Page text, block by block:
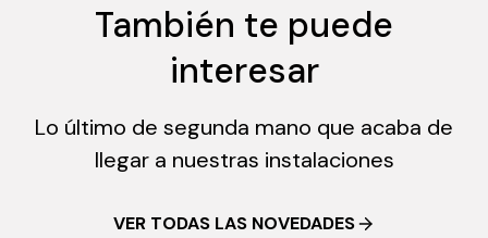
También te puede
interesar
Lo último de segunda mano que acaba de
llegar a nuestras instalaciones
VER TODAS LAS NOVEDADES